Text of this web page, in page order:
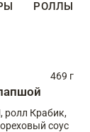
РОЛЛЫ
469 г
ролл Крабик,
соус